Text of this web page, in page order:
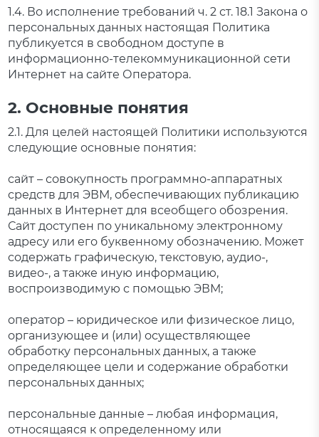
1.4. Во исполнение требований ч. 2 ст. 18.1 Закона о
персональных данных настоящая Политика
публикуется в свободном доступе в
информационно-телекоммуникационной сети
Интернет на сайте Оператора.
2. Основные понятия
2.1. Для целей настоящей Политики используются
следующие основные понятия:
сайт – совокупность программно-аппаратных
средств для ЭВМ, обеспечивающих публикацию
данных в Интернет для всеобщего обозрения.
Сайт доступен по уникальному электронному
адресу или его буквенному обозначению. Может
содержать графическую, текстовую, аудио-,
видео-, а также иную информацию,
воспроизводимую с помощью ЭВМ;
оператор – юридическое или физическое лицо,
организующее и (или) осуществляющее
обработку персональных данных, а также
определяющее цели и содержание обработки
персональных данных;
персональные данные – любая информация,
относящаяся к определенному или